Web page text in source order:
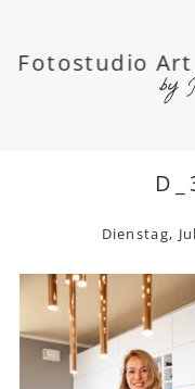
Fotostudio
by
Dienstag,